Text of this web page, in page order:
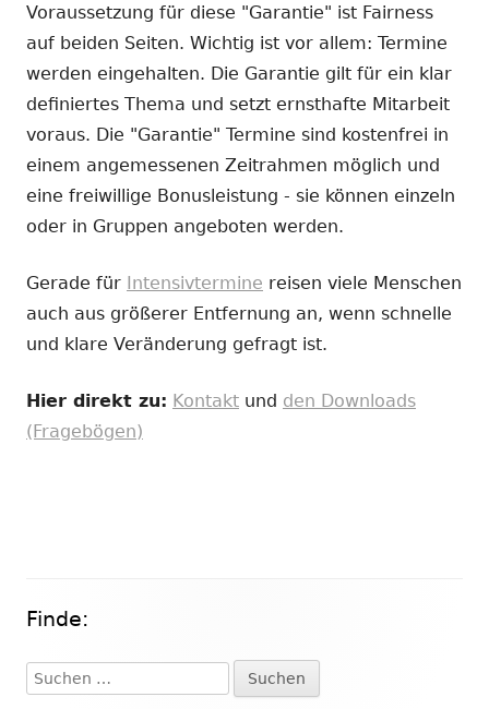
Voraussetzung für diese "Garantie" ist Fairness
auf beiden Seiten. Wichtig ist vor allem: Termine
werden eingehalten. Die Garantie gilt für ein klar
definiertes Thema und setzt ernsthafte Mitarbeit
voraus. Die "Garantie" Termine sind kostenfrei in
einem angemessenen Zeitrahmen möglich und
eine freiwillige Bonusleistung - sie können einzeln
oder in Gruppen angeboten werden.
Gerade für Intensivtermine reisen viele Menschen
auch aus größerer Entfernung an, wenn schnelle
und klare Veränderung gefragt ist.
Hier direkt zu: Kontakt und den Downloads
(Fragebögen)
Haupt-
Seitenleiste
Finde:
Suchen
nach: